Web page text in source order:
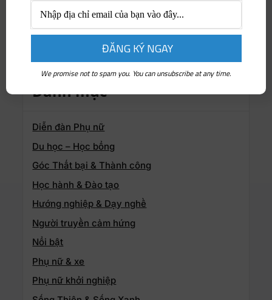
Danh mục
Diễn đàn Phụ nữ
Du học – Học bổng
Góc Thất bại & Thành công
Học hành & Đào tạo
Hướng nghiệp & Dạy nghề
Người truyền cảm hứng
Nổi bật
Phụ nữ & xe
Phụ nữ khởi nghiệp
We promise not to spam you. You can unsubscribe at any time.